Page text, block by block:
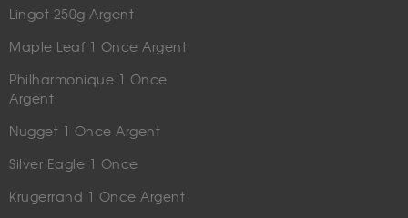
Lingot 250g Argent
Maple Leaf 1 Once Argent
Philharmonique 1 Once
Argent
Nugget 1 Once Argent
Silver Eagle 1 Once
Krugerrand 1 Once Argent